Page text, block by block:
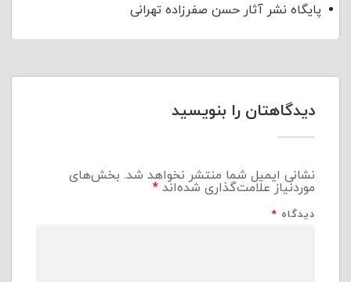
پایگاه نشر آثار حسن صفرزاده تهرانی
دیدگاهتان را بنویسید
نشانی ایمیل شما منتشر نخواهد شد. بخش‌های
موردنیاز علامت‌گذاری شده‌اند*
دیدگاه *